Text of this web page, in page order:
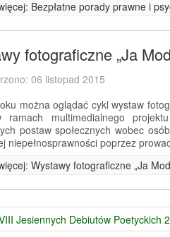
Bezpłatne porady prawne i
fotograficzne „Ja
06 listopad 2015
można oglądać cykl wystaw
ramach multimedialnego
postaw społecznych wobec
niepełnosprawności poprzez
Wystawy fotograficzne „Ja
Jesiennych Debiutów Poetyckich